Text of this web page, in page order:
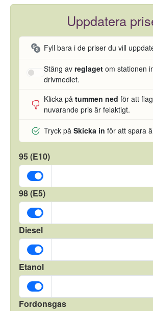
Uppdatera
Fyll bara i de priser du vill
Stäng av reglaget om stationen
drivmedlet.
Klicka på tummen ned för att
nuvarande pris är felaktigt.
Tryck på Skicka in för att spara
95 (E10)
98 (E5)
Diesel
Etanol
Fordonsgas